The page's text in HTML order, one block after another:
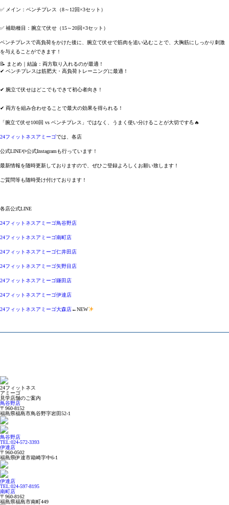
✅ メイン：ベンチプレス（8～12回×3セット）
✅補助種目：腕立て伏せ（15～20回×3セット）
ベンチプレスで高負荷をかけた後に、腕立て伏せで筋肉を追い込むことで、 大胸筋にしっかり刺激
を与えることができます！
📝 まとめ｜結論：両方取り入れるのが最適！
✔ ベンチプレスは筋肥大・高負荷トレーニングに最適！
✔ 腕立て伏せはどこでもできて初心者向き！
✔ 両方を組み合わせることで最大の効果を得られる！
「腕立て伏せ100回 vs ベンチプレス」ではなく、うまく使い分けることが大切です💪🔥
24フィットネスアミーゴでは、各店
公式LINEや公式Instagramも行っています！
最新情報を随時更新しておりますので、ぜひご登録よろしくお願い致します！
ご質問等も随時受け付けております！
各店公式LINE
24フィットネスアミーゴ鳥谷野店
24フィットネスアミーゴ南町店
24フィットネスアミーゴ仁井田店
24フィットネスアミーゴ矢野目店
24フィットネスアミーゴ鎌田店
24フィットネスアミーゴ伊達店
24フィットネスアミーゴ大森店←NEW
24フィットネス
アミーゴ
見学店舗のご案内
鳥谷野店
〒960-8152
福島県福島市鳥谷野字岩田52-1
鳥谷野店
TEL:024-572-3393
伊達店
〒960-0502
福島県伊達市箱崎字中6-1
伊達店
TEL:024-597-8195
南町店
〒960-8162
福島県福島市南町449